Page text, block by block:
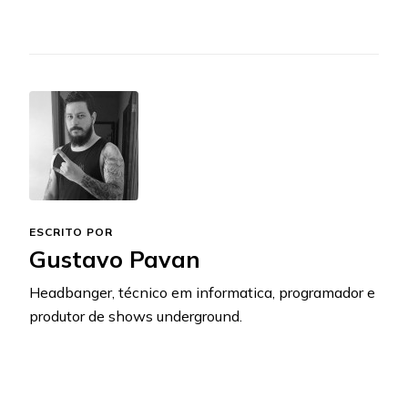
ESCRITO POR
Gustavo Pavan
Headbanger, técnico em informatica, programador e
produtor de shows underground.